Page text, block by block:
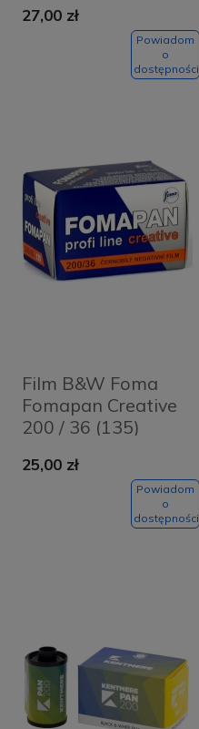
27,00 zł
Powiadom
o
dostępności
Film B&W Foma
Fomapan Creative
200 / 36 (135)
25,00 zł
Powiadom
o
dostępności